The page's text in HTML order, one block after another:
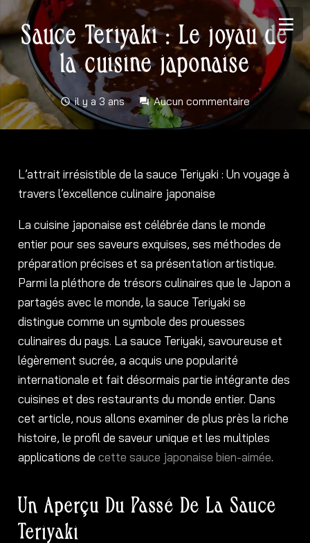
Sauce Teriyaki : Le joyau de
la cuisine japonaise
schedule il y a 3 ans forum Aucun commentaire
L’attrait irrésistible de la sauce Teriyaki : Un voyage à
travers l’excellence culinaire japonaise
La cuisine japonaise est célébrée dans le monde
entier pour ses saveurs exquises, ses méthodes de
préparation précises et sa présentation artistique.
Parmi la pléthore de trésors culinaires que le Japon a
partagés avec le monde, la sauce Teriyaki se
distingue comme un symbole des prouesses
culinaires du pays. La sauce Teriyaki, savoureuse et
légèrement sucrée, a acquis une popularité
internationale et fait désormais partie intégrante des
cuisines et des restaurants du monde entier. Dans
cet article, nous allons examiner de plus près la riche
histoire, le profil de saveur unique et les multiples
applications de cette sauce japonaise bien-aimée.
Un Aperçu Du Passé De La Sauce
Teriyaki